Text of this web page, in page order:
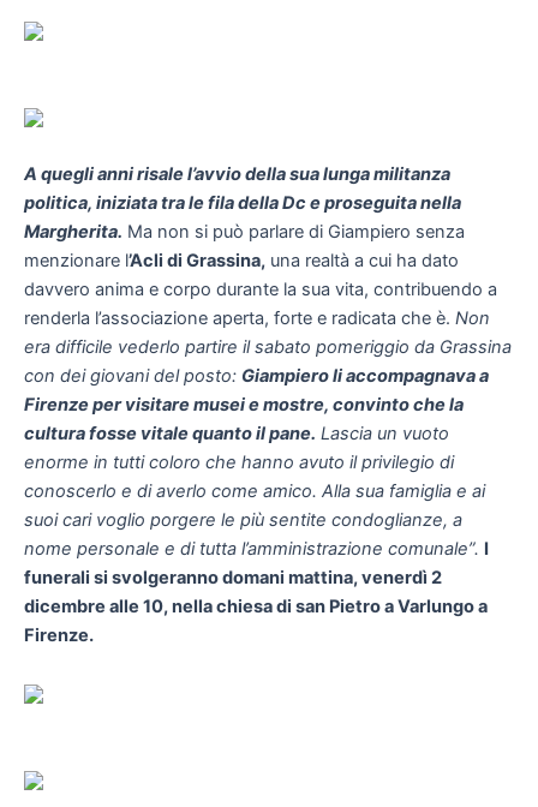
A quegli anni risale l’avvio della sua lunga militanza
politica, iniziata tra le fila della Dc e proseguita nella
Margherita. Ma non si può parlare di Giampiero senza
menzionare l’Acli di Grassina, una realtà a cui ha dato
davvero anima e corpo durante la sua vita, contribuendo a
renderla l’associazione aperta, forte e radicata che è. Non
era difficile vederlo partire il sabato pomeriggio da Grassina
con dei giovani del posto: Giampiero li accompagnava a
Firenze per visitare musei e mostre, convinto che la
cultura fosse vitale quanto il pane. Lascia un vuoto
enorme in tutti coloro che hanno avuto il privilegio di
conoscerlo e di averlo come amico. Alla sua famiglia e ai
suoi cari voglio porgere le più sentite condoglianze, a
nome personale e di tutta l’amministrazione comunale”. I
funerali si svolgeranno domani mattina, venerdì 2
dicembre alle 10, nella chiesa di san Pietro a Varlungo a
Firenze.